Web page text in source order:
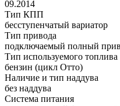
09.2014
Тип КПП
бесступенчатый вариатор
Тип привода
подключаемый полный
Тип используемого топлива
бензин (цикл Отто)
Наличие и тип наддува
без наддува
Система питания